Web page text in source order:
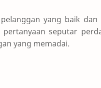
pelanggan yang baik
seputar
yang memadai.